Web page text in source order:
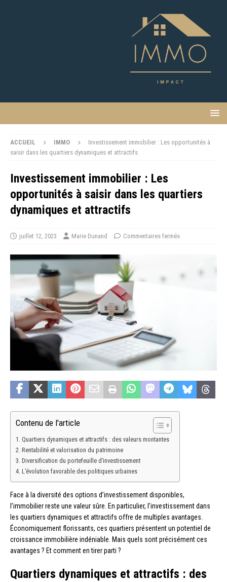
ACCUEIL IMMO
Investissement immobilier : Les opportunités à
saisir dans les quartiers dynamiques et attractifs
Investissement immobilier : Les
opportunités à saisir dans les quartiers
dynamiques et attractifs
juillet 12, 2023 Marie Dunand Commentaires fermés
Contenu de l'article
Quartiers dynamiques et attractifs : des valeurs montantes
Rentabilité et valorisation du patrimoine
Diversification du portefeuille d’investissement
L’évolution favorable des politiques urbaines
Face à la diversité des options d’investissement disponibles,
l’immobilier reste une valeur sûre. En particulier, l’investissement dans
les quartiers dynamiques et attractifs offre de multiples avantages.
Économiquement florissants, ces quartiers présentent un potentiel de
croissance immobilière indéniable. Mais quels sont précisément ces
avantages ? Et comment en tirer parti ?
Quartiers dynamiques et attractifs : des